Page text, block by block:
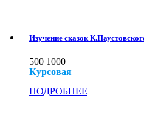
Изучение сказок
500 1000
Курсовая
ПОДРОБНЕЕ